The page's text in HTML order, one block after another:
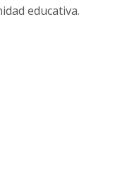
educativa.